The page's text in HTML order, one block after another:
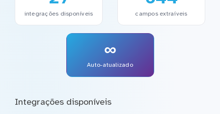
integrações disponíveis campos extraíveis
∞
Auto-atualizado
Integrações disponíveis